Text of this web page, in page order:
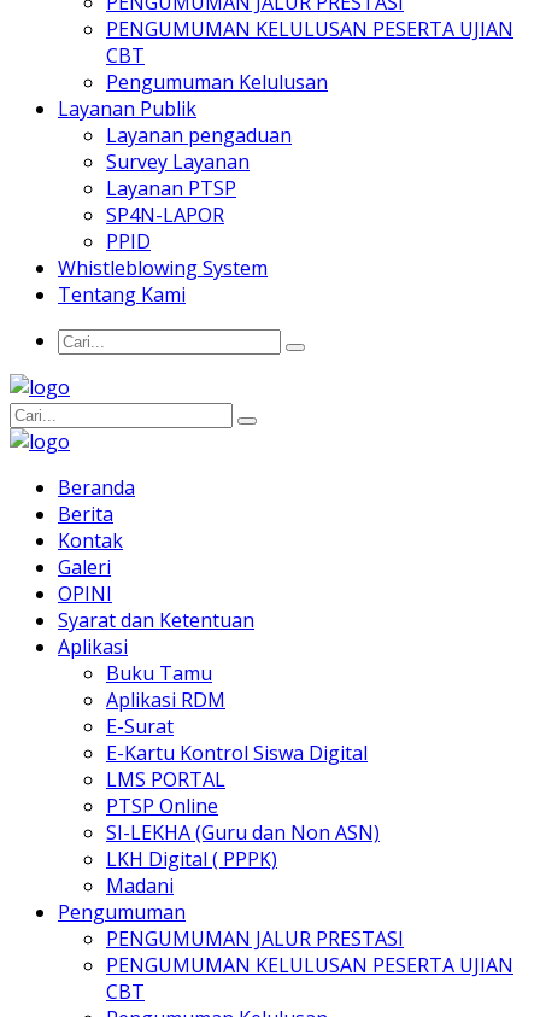
PENGUMUMAN KELULUSAN PESERTA UJIAN
CBT
Pengumuman Kelulusan
Layanan Publik
Layanan pengaduan
Survey Layanan
Layanan PTSP
SP4N-LAPOR
PPID
Whistleblowing System
Tentang Kami
Beranda
Berita
Kontak
Galeri
OPINI
Syarat dan Ketentuan
Aplikasi
Buku Tamu
Aplikasi RDM
E-Surat
E-Kartu Kontrol Siswa Digital
LMS PORTAL
PTSP Online
SI-LEKHA (Guru dan Non ASN)
LKH Digital ( PPPK)
Madani
Pengumuman
PENGUMUMAN JALUR PRESTASI
PENGUMUMAN KELULUSAN PESERTA UJIAN
CBT